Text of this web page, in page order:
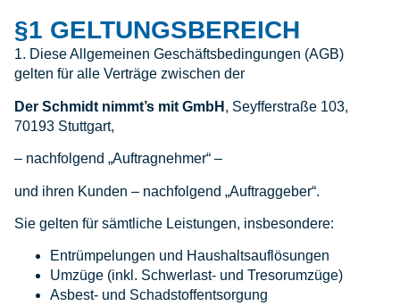
§1 GELTUNGSBEREICH
1. Diese Allgemeinen Geschäftsbedingungen (AGB)
gelten für alle Verträge zwischen der
Der Schmidt nimmt’s mit GmbH , Seyfferstraße 103,
70193 Stuttgart,
– nachfolgend „Auftragnehmer“ –
und ihren Kunden – nachfolgend „Auftraggeber“.
Sie gelten für sämtliche Leistungen, insbesondere:
Entrümpelungen und Haushaltsauflösungen
Umzüge (inkl. Schwerlast- und Tresorumzüge)
Asbest- und Schadstoffentsorgung